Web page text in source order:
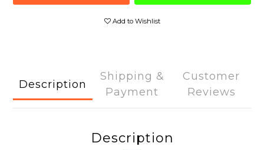
Add to Wishlist
Description
Shipping &
Payment
Customer
Reviews
Description